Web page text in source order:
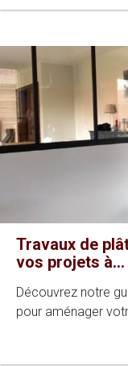
Travaux de
vos projets à...
Découvrez notre
pour aménager